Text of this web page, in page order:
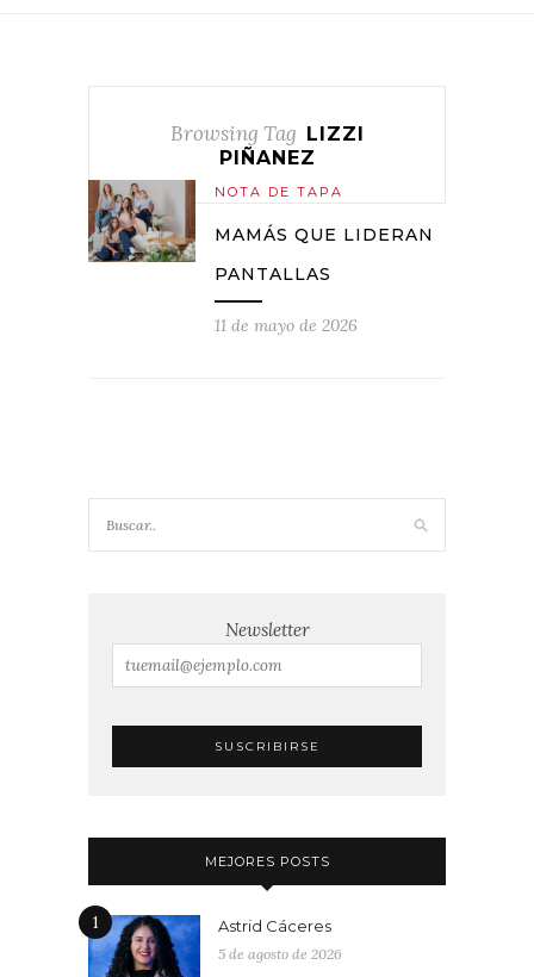
Browsing Tag LIZZI
PIÑANEZ
NOTA DE TAPA
MAMÁS QUE LIDERAN
PANTALLAS
11 de mayo de 2026
Newsletter
MEJORES POSTS
1 Astrid Cáceres
5 de agosto de 2026